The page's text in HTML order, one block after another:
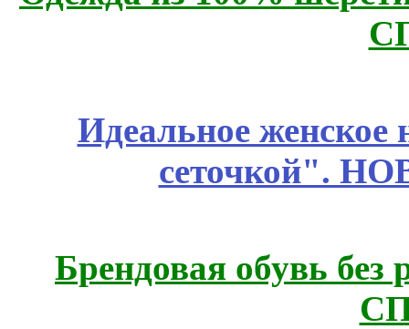
Идеальное женское
сеточкой".
Брендовая обувь без